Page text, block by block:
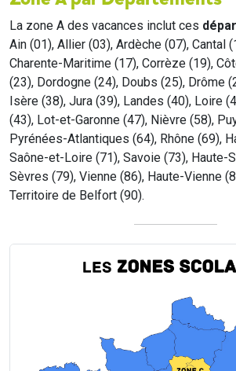
La zone A des vacances inclut ces
Ain (01), Allier (03), Ardèche (07), Cantal
Charente-Maritime (17), Corrèze (19),
(23), Dordogne (24), Doubs (25), Drôme
Isère (38), Jura (39), Landes (40), Loire
(43), Lot-et-Garonne (47), Nièvre (58),
Pyrénées-Atlantiques (64), Rhône (69),
Saône-et-Loire (71), Savoie (73), Haute-
Sèvres (79), Vienne (86), Haute-Vienne
Territoire de Belfort (90).